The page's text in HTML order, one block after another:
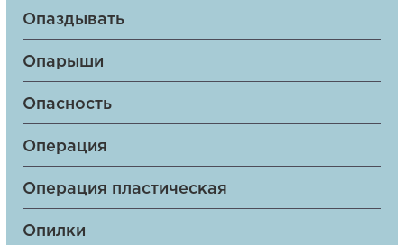
Опаздывать
Опарыши
Опасность
Операция
Операция пластическая
Опилки